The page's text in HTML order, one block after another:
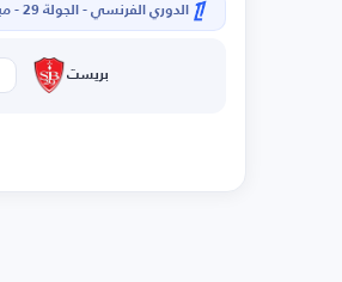
الدوري الفرنسي - الجولة 29 - مباراة الإياب
بريست